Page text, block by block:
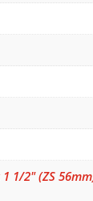
1/2" (ZS